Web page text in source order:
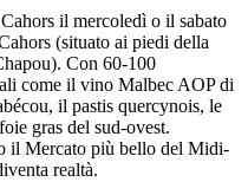
il mercoledì o il sabato
(situato ai piedi della
Con 60-100
come il vino Malbec AOP di
il pastis quercynois, le
gras del sud-ovest.
il Mercato più bello del Midi-
realtà.